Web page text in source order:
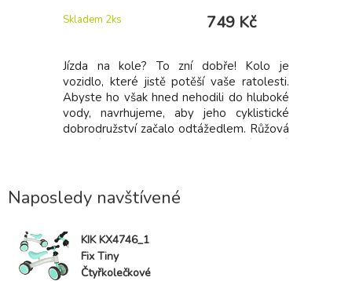
Skladem 2ks 749 Kč
Jízda na kole? To zní dobře! Kolo je
vozidlo, které jistě potěší vaše ratolesti.
Abyste ho však hned nehodili do hluboké
vody, navrhujeme, aby jeho cyklistické
dobrodružství začalo odtážedlem. Růžová
kolo
Naposledy navštívené
KIK KX4746_1
Fix Tiny
Čtyřkolečkové